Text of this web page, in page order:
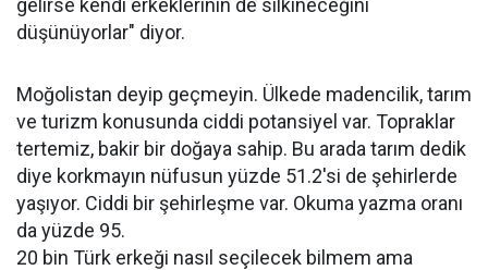
gelirse kendi erkeklerinin de silkineceğini
düşünüyorlar" diyor.
Moğolistan deyip geçmeyin. Ülkede madencilik, tarım
ve turizm konusunda ciddi potansiyel var. Topraklar
tertemiz, bakir bir doğaya sahip. Bu arada tarım dedik
diye korkmayın nüfusun yüzde 51.2'si de şehirlerde
yaşıyor. Ciddi bir şehirleşme var. Okuma yazma oranı
da yüzde 95.
20 bin Türk erkeği nasıl seçilecek bilmem ama